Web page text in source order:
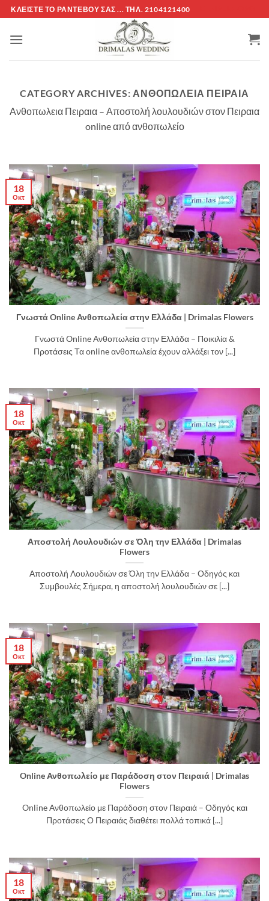
Μετάβαση
στο
περιεχόμενο
ΚΛΕΊΣΤΕ ΤΌ ΡΑΝΤΕΒΟΎ ΣΑΣ ... ΤΗΛ. 2104121400
CATEGORY ARCHIVES: ΑΝΘΟΠΩΛΕΙΑ ΠΕΙΡΑΙΑ
Ανθοπωλεια Πειραια – Αποστολή λουλουδιών στον Πειραια
online από ανθοπωλείο
Γνωστά Online Ανθοπωλεία στην Ελλάδα | Drimalas Flowers
Γνωστά Online Ανθοπωλεία στην Ελλάδα – Ποικιλία &
Προτάσεις Τα online ανθοπωλεία έχουν αλλάξει τον [...]
18
Οκτ
Αποστολή Λουλουδιών σε Όλη την Ελλάδα | Drimalas
Flowers
Αποστολή Λουλουδιών σε Όλη την Ελλάδα – Οδηγός και
Συμβουλές Σήμερα, η αποστολή λουλουδιών σε [...]
18
Οκτ
Online Ανθοπωλείο με Παράδοση στον Πειραιά | Drimalas
Flowers
Online Ανθοπωλείο με Παράδοση στον Πειραιά – Οδηγός και
Προτάσεις Ο Πειραιάς διαθέτει πολλά τοπικά [...]
18
Οκτ
18
Οκτ